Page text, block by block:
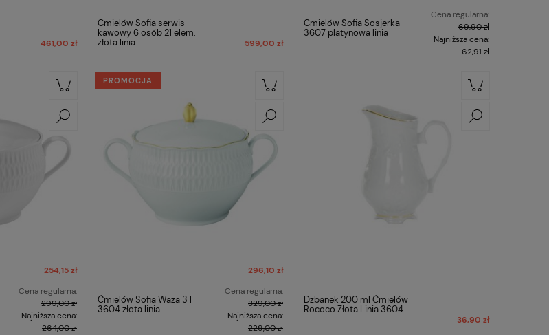
461,00 zł
Ćmielów Sofia serwis
kawowy 6 osób 21 elem.
złota linia
599,00 zł
Ćmielów Sofia Sosjerka
3607 platynowa linia
Cena regularna:
69,90 zł
Najniższa cena:
62,91 zł
254,15 zł
Cena regularna:
299,00 zł
Najniższa cena:
264,00 zł
Ćmielów Sofia Waza 3 l
3604 złota linia
296,10 zł
Cena regularna:
329,00 zł
Najniższa cena:
229,00 zł
PROMOCJA
Dzbanek 200 ml Ćmielów
Rococo Złota Linia 3604
36,90 zł